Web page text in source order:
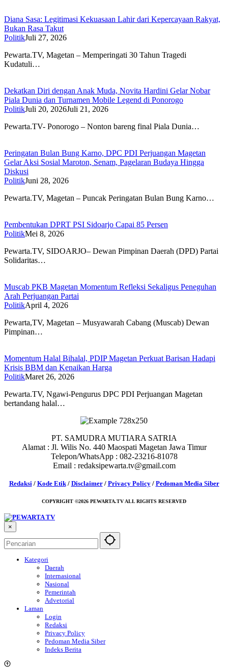
Diana Sasa: Legitimasi Kekuasaan Lahir dari Kepercayaan Rakyat,
Bukan Rasa Takut
PolitikJuli 27, 2026
Pewarta.TV, Magetan – Memperingati 30 Tahun Tragedi
Kudatuli…
Dekatkan Diri dengan Anak Muda, Novita Hardini Gelar Nobar
Piala Dunia dan Turnamen Mobile Legend di Ponorogo
PolitikJuli 20, 2026Juli 21, 2026
Pewarta.TV- Ponorogo – Nonton bareng final Piala Dunia…
Peringatan Bulan Bung Karno, DPC PDI Perjuangan Magetan
Gelar Aksi Sosial Maroton, Senam, Pagelaran Budaya Hingga
Diskusi
PolitikJuni 28, 2026
Pewarta.TV, Magetan – Puncak Peringatan Bulan Bung Karno…
Pembentukan DPRT PSI Sidoarjo Capai 85 Persen
PolitikMei 8, 2026
Pewarta.TV, SIDOARJO– Dewan Pimpinan Daerah (DPD) Partai
Solidaritas…
Muscab PKB Magetan Momentum Refleksi Sekaligus Peneguhan
Arah Perjuangan Partai
PolitikApril 4, 2026
Pewarta,TV, Magetan – Musyawarah Cabang (Muscab) Dewan
Pimpinan…
Momentum Halal Bihalal, PDIP Magetan Perkuat Barisan Hadapi
Krisis BBM dan Kenaikan Harga
PolitikMaret 26, 2026
Pewarta.TV, Ngawi-Pengurus DPC PDI Perjuangan Magetan
bertandang halal…
PT. SAMUDRA MUTIARA SATRIA
Alamat : Jl. Wilis No. 440 Maospati Magetan Jawa Timur
Telepon/WhatsApp : 082-23216-81078
Email : redaksipewarta.tv@gmail.com
Redaksi / Kode Etik/ Disclaimer/ Privacy Policy/ Pedoman Media Siber
COPYRIGHT ©2026 PEWARTA.TV ALL RIGHTS RESERVED
×
Kategori
Daerah
Internasional
Nasional
Pemerintah
Advetorial
Laman
Login
Redaksi
Privacy Policy
Pedoman Media Siber
Indeks Berita